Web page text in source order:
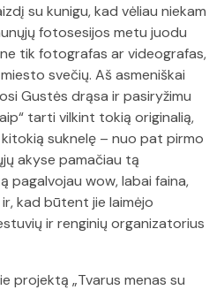
su kunigu, kad vėliau niekam
fotosesijos metu juodu
tik fotografas ar videografas,
svečių. Aš asmeniškai
Gustės drąsa ir pasiryžimu
tarti vilkint tokią originalią,
suknelę – nuo pat pirmo
akyse pamačiau tą
pagalvojau wow, labai faina,
kad būtent jie laimėjo
ir renginių organizatorius
projektą „Tvarus menas su